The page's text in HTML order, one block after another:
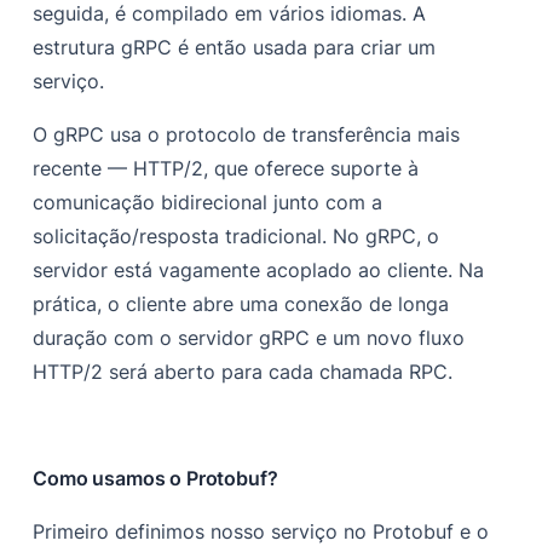
seguida, é compilado em vários idiomas. A
estrutura gRPC é então usada para criar um
serviço.
O gRPC usa o protocolo de transferência mais
recente — HTTP/2, que oferece suporte à
comunicação bidirecional junto com a
solicitação/resposta tradicional. No gRPC, o
servidor está vagamente acoplado ao cliente. Na
prática, o cliente abre uma conexão de longa
duração com o servidor gRPC e um novo fluxo
HTTP/2 será aberto para cada chamada RPC.
Como usamos o Protobuf?
Primeiro definimos nosso serviço no Protobuf e o